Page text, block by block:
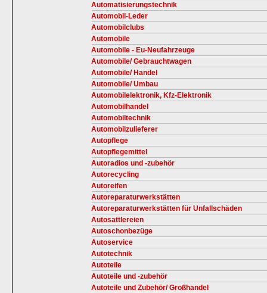
Automatisierungstechnik
Automobil-Leder
Automobilclubs
Automobile
Automobile - Eu-Neufahrzeuge
Automobile/ Gebrauchtwagen
Automobile/ Handel
Automobile/ Umbau
Automobilelektronik, Kfz-Elektronik
Automobilhandel
Automobiltechnik
Automobilzulieferer
Autopflege
Autopflegemittel
Autoradios und -zubehör
Autorecycling
Autoreifen
Autoreparaturwerkstätten
Autoreparaturwerkstätten für Unfallschäden
Autosattlereien
Autoschonbezüge
Autoservice
Autotechnik
Autoteile
Autoteile und -zubehör
Autoteile und Zubehör/ Großhandel